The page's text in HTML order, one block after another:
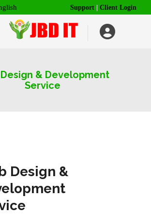
Support Client Login
& Development
Service
Design &